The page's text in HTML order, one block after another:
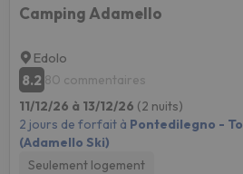
Camping Adamello
Edolo
8.2 80 commentaires
11/12/26 à 13/12/26 (2 nuits)
2 jours de forfait à Pontedilegno -
(Adamello Ski)
Seulement logement